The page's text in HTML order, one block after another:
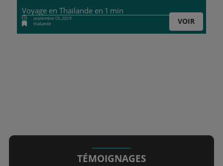
Voyage en Thaïlande en 1 min
VOIR
septembre 05, 2019
thailande
TÉMOIGNAGES